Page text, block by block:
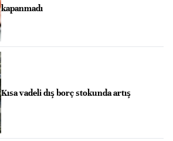
kapanmadı
Kısa vadeli dış borç stokunda artış